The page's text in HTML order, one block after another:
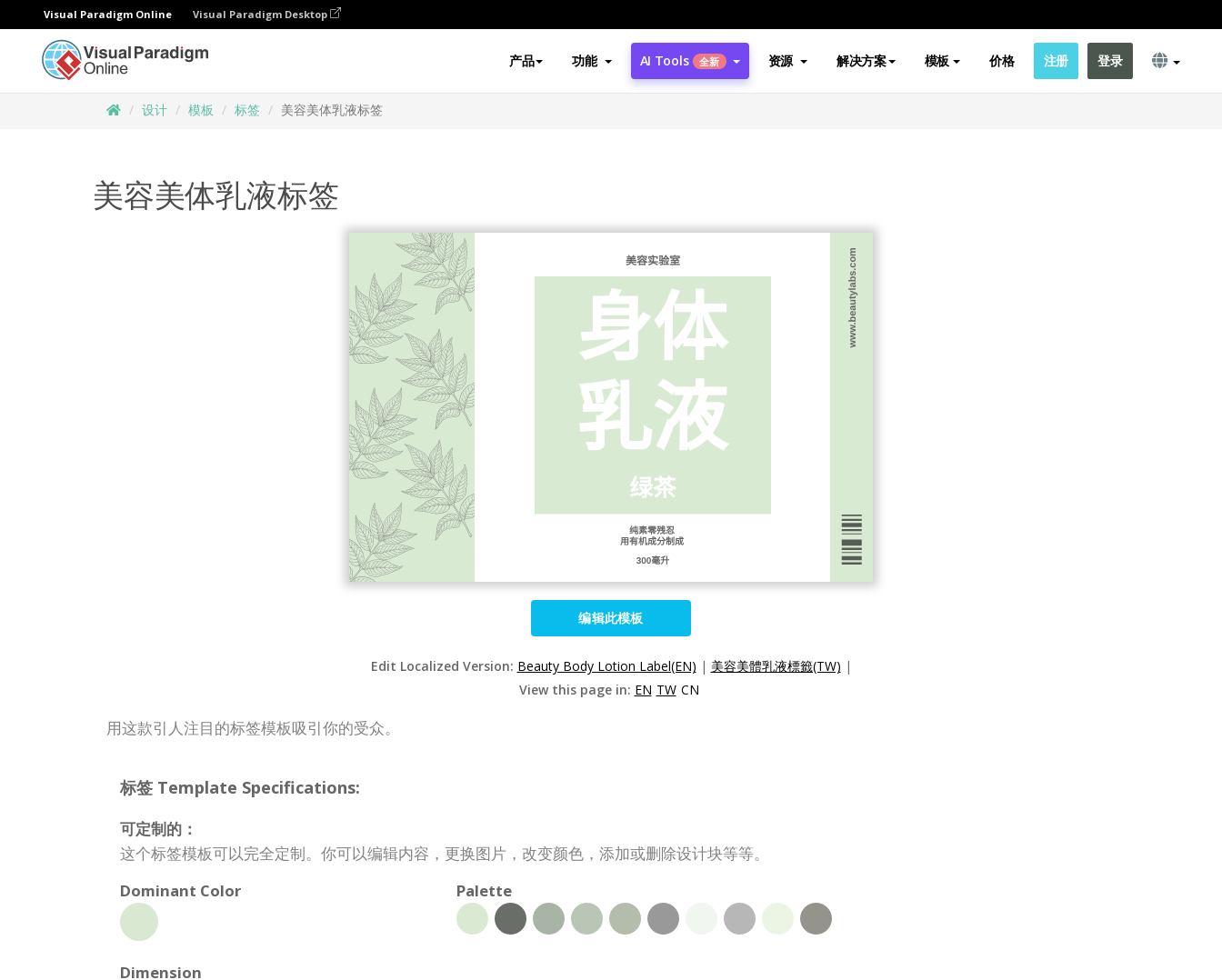
Visual Paradigm Online Visual Paradigm Desktop
产品 功能 AI Tools 全新 资源 解决方案 模板 价格 注册 登录
设计 模板 标签 美容美体乳液标签
美容美体乳液标签
编辑此模板
Edit Localized Version: Beauty Body Lotion Label(EN) | 美容美體乳液標籤(TW) |
View this page in: EN TW CN
用这款引人注目的标签模板吸引你的受众。
标签 Template Specifications:
可定制的：
这个标签模板可以完全定制。你可以编辑内容，更换图片，改变颜色，添加或删除设计块等等。
Dominant Color
Palette
Dimension